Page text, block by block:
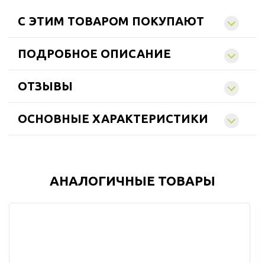
C ЭТИМ ТОВАРОМ ПОКУПАЮТ
ПОДРОБНОЕ ОПИСАНИЕ
ОТЗЫВЫ
ОСНОВНЫЕ ХАРАКТЕРИСТИКИ
АНАЛОГИЧНЫЕ ТОВАРЫ